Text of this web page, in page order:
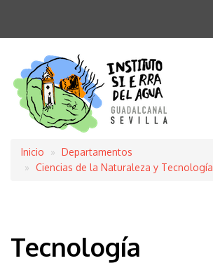
Sobrescribir
ayuda
Inicio
Departamentos
Ciencias de la Naturaleza y Tecnología
Tecnología